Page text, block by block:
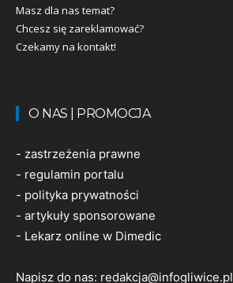
Masz dla nas temat?
Chcesz się zareklamować?
Czekamy na kontakt!
O NAS | PROMOCJA
- zastrzeżenia prawne
- regulamin portalu
- polityka prywatności
- artykuły sponsorowane
- Lekarz online w Dimedic
Napisz do nas: redakcja@infogliwice.pl